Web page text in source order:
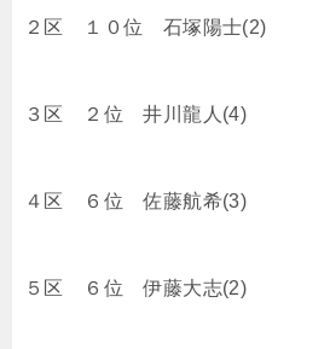
２区 １０位 石塚陽士(2)
３区 ２位 井川龍人(4)
４区 ６位 佐藤航希(3)
５区 ６位 伊藤大志(2)